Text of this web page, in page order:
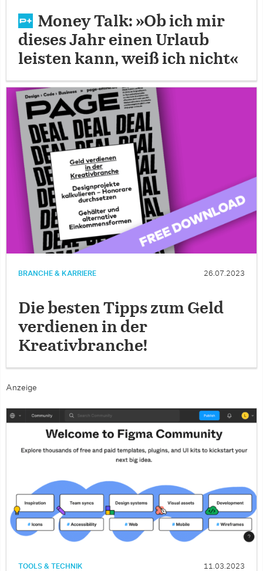
Money Talk: »Ob ich mir
dieses Jahr einen Urlaub
leisten kann, weiß ich nicht«
BRANCHE & KARRIERE 26.07.2023
Die besten Tipps zum Geld
verdienen in der
Kreativbranche!
Anzeige
TOOLS & TECHNIK 11.03.2023